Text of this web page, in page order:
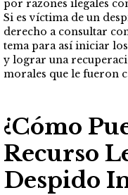
por razones ilegales
Si es víctima de un
derecho a consultar
tema para así iniciar
y lograr una
morales que le fueron
¿Cómo
Recurso
Despido